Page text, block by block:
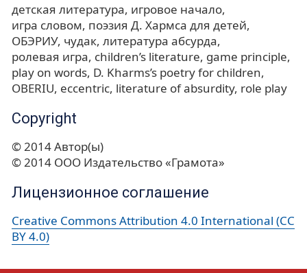
детская литература игровое начало
игра словом поэзия Д. Хармса для детей
ОБЭРИУ чудак литература абсурда
ролевая игра children’s literature game principle
play on words D. Kharms’s poetry for children
OBERIU eccentric literature of absurdity role play
Copyright
© 2014 Автор(ы)
© 2014 ООО Издательство «Грамота»
Лицензионное соглашение
Creative Commons Attribution 4.0 International (CC
BY 4.0)